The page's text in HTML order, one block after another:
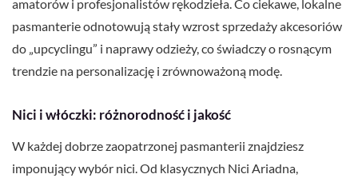
amatorów i profesjonalistów rękodzieła. Co ciekawe, lokalne
pasmanterie odnotowują stały wzrost sprzedaży akcesoriów
do „upcyclingu” i naprawy odzieży, co świadczy o rosnącym
trendzie na personalizację i zrównoważoną modę.
Nici i włóczki: różnorodność i jakość
W każdej dobrze zaopatrzonej pasmanterii znajdziesz
imponujący wybór nici. Od klasycznych Nici Ariadna,